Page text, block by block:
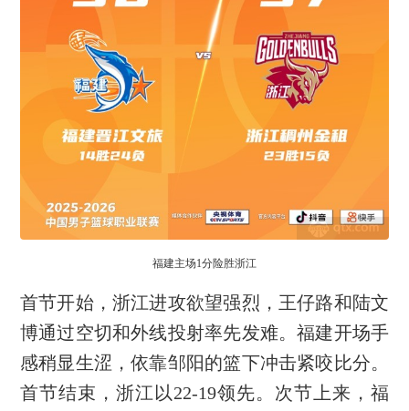
福建主场1分险胜浙江
首节开始，浙江进攻欲望强烈，王仔路和陆文
博通过空切和外线投射率先发难。福建开场手
感稍显生涩，依靠邹阳的篮下冲击紧咬比分。
首节结束，浙江以22-19领先。次节上来，福